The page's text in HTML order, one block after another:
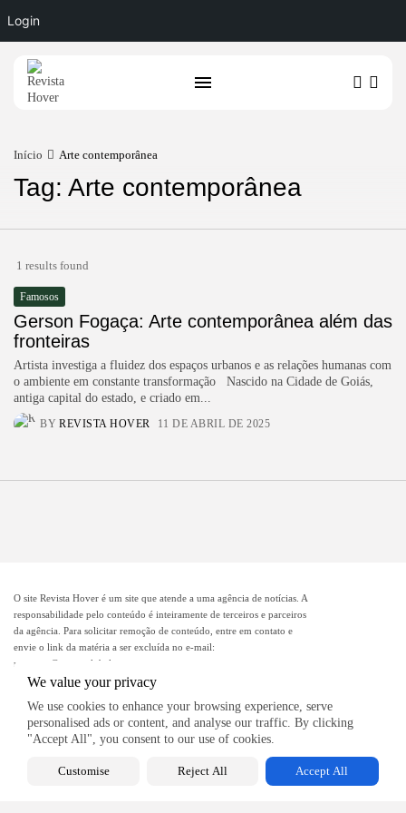
We value your privacy
We use cookies to enhance your browsing experience, serve
personalised ads or content, and analyse our traffic. By clicking
"Accept All", you consent to our use of cookies.
Customise Reject All Accept All
Login
Início Arte contemporânea
Tag: Arte contemporânea
1 results found
Famosos
Gerson Fogaça: Arte contemporânea além das
fronteiras
Artista investiga a fluidez dos espaços urbanos e as relações humanas com
o ambiente em constante transformação Nascido na Cidade de Goiás,
antiga capital do estado, e criado em...
BY REVISTA HOVER 11 DE ABRIL DE 2025
Revista Hover
O site Revista Hover é um site que atende a uma agência de notícias. A
responsabilidade pelo conteúdo é inteiramente de terceiros e parceiros
da agência. Para solicitar remoção de conteúdo, entre em contato e
envie o link da matéria a ser excluída no e-mail:
remocao@mcomglobal.com